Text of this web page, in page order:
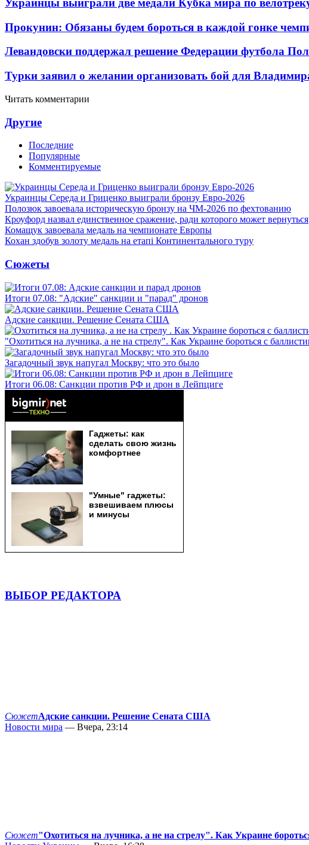
Украинцы выиграли две медали Кубка мира по
Прокунин: Обязаны будем бороться в каждой гонке
Левандовски поддержал решение Федерации футбола
Турки заявил о желании организовать бой для
Читать комментарии
Другие
Последние
Популярные
Комментируемые
Украинцы Середа и Гриценко выиграли бронзу Евро-2026
Полозюк завоевала историческую бронзу на ЧМ-2026 по фехтованию
Кроуфорд назвал единственное сражение, ради которого может вернуться
Комащук завоевала медаль на чемпионате Европы
Кохан здобув золоту медаль на етапі Континентального туру
Сюжеты
Итоги 07.08: "Адские" санкции и "парад" дронов
Адские санкции. Решение Сената США
"Охотиться на лучника, а не на стрелу". Как Украине бороться с
Загадочный звук напугал Москву: что это было
Итоги 06.08: Санкции против РФ и дрон в Лейпциге
ВЫБОР РЕДАКТОРА
СюжетАдские санкции. Решение Сената США
Новости мира — Вчера, 23:14
Сюжет"Охотиться на лучника, а не на стрелу". Как Украине